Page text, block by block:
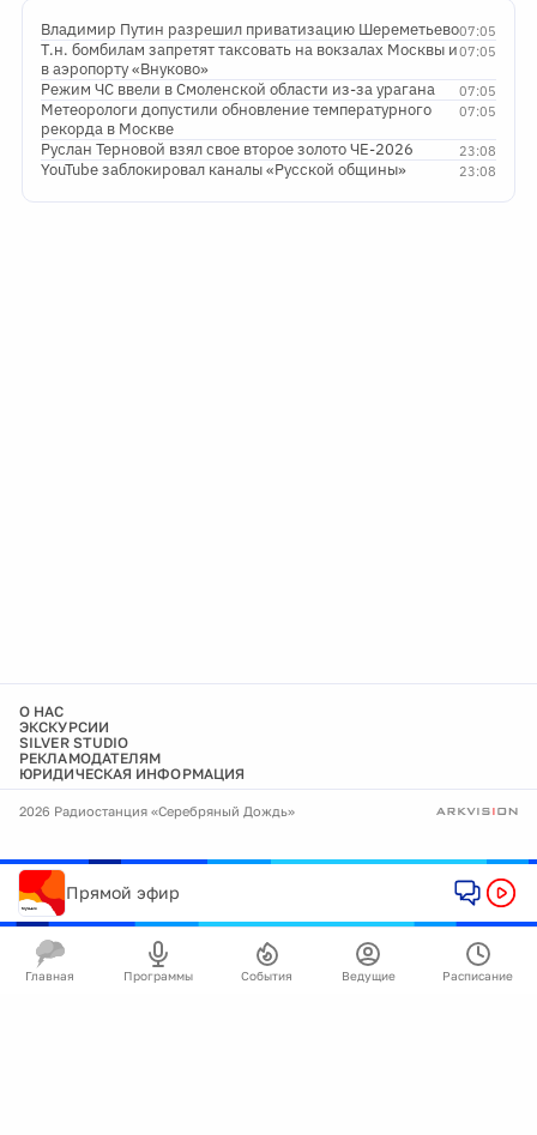
07:05
Владимир Путин разрешил приватизацию Шереметьево
07:05
Т.н. бомбилам запретят таксовать на вокзалах Москвы и
в аэропорту «Внуково»
07:05
Режим ЧС ввели в Смоленской области из-за урагана
07:05
Метеорологи допустили обновление температурного
рекорда в Москве
23:08
Руслан Терновой взял свое второе золото ЧЕ-2026
23:08
YouTube заблокировал каналы «Русской общины»
О НАС
ЭКСКУРСИИ
SILVER STUDIO
РЕКЛАМОДАТЕЛЯМ
ЮРИДИЧЕСКАЯ ИНФОРМАЦИЯ
2026 Радиостанция «Серебряный Дождь»
Прямой эфир
Главная Программы События Ведущие Расписание